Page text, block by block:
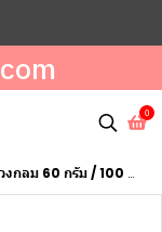
0
ลม 60 กรัม / 100 กรัม